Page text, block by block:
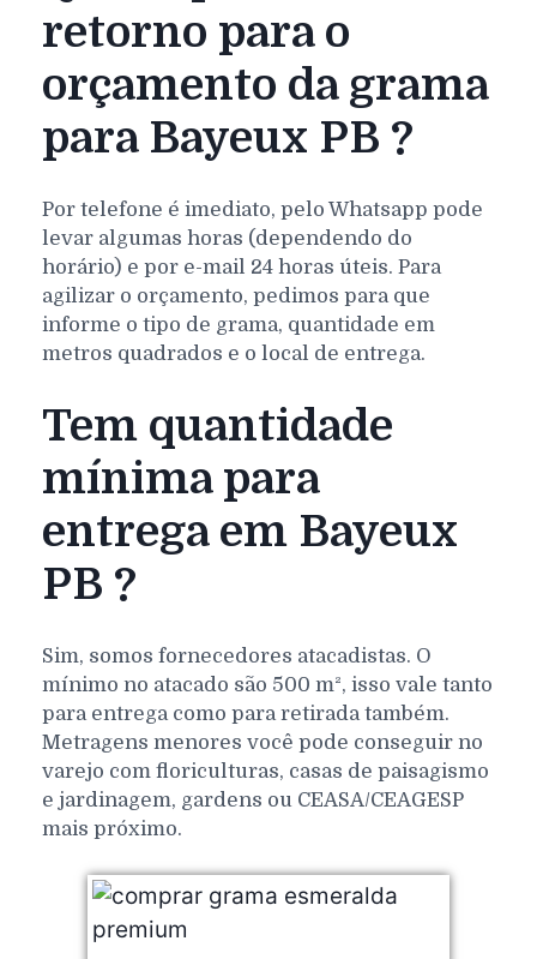
retorno para o
orçamento da grama
para Bayeux PB ?
Por telefone é imediato, pelo Whatsapp pode
levar algumas horas (dependendo do
horário) e por e-mail 24 horas úteis. Para
agilizar o orçamento, pedimos para que
informe o tipo de grama, quantidade em
metros quadrados e o local de entrega.
Tem quantidade
mínima para
entrega em Bayeux
PB ?
Sim, somos fornecedores atacadistas. O
mínimo no atacado são 500 m², isso vale tanto
para entrega como para retirada também.
Metragens menores você pode conseguir no
varejo com floriculturas, casas de paisagismo
e jardinagem, gardens ou CEASA/CEAGESP
mais próximo.